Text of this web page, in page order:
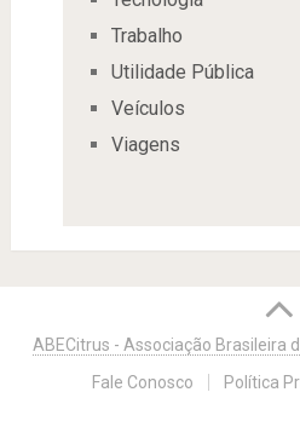
Trabalho
Utilidade Pública
Veículos
Viagens
ABECitrus - Associação Brasileira
Fale Conosco
Política